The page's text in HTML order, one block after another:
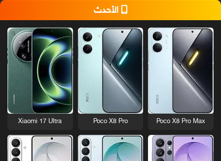
الأحدث
Poco X8 Pro Max
Poco X8 Pro
Xiaomi 17 Ultra